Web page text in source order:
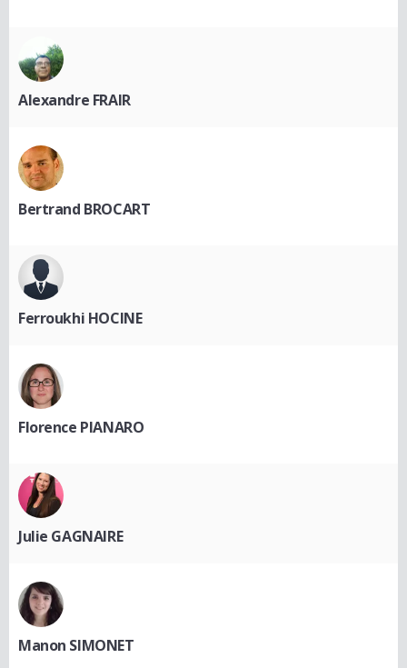
Alexandre FRAIR
Bertrand BROCART
Ferroukhi HOCINE
Florence PIANARO
Julie GAGNAIRE
Manon SIMONET